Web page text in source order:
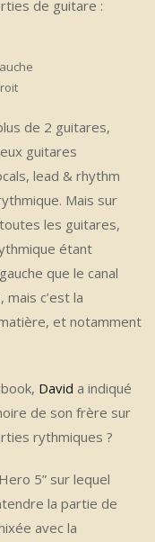
de guitare :
de 2 guitares,
guitares
lead & rhythm
Mais sur
les guitares,
étant
que le canal
mais c’est la
et notamment
David a indiqué
de son frère sur
rythmiques ?
5” sur lequel
la partie de
avec la